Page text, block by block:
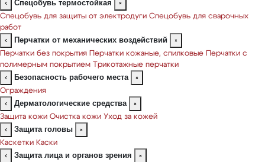
‹ Спецобувь термостойкая
×
Спецобувь для защиты от электродуги Спецобувь для сварочных
работ
‹
Перчатки от механических воздействий
×
Перчатки без покрытия
Перчатки кожаные, спилковые
Перчатки с
полимерным покрытием
Трикотажные перчатки
‹
Безопасность рабочего места
×
Ограждения
‹
Дерматологические средства
×
Защита кожи Очистка кожи Уход за кожей
‹
Защита головы
×
Каскетки Каски
‹
Защита лица и органов зрения
×